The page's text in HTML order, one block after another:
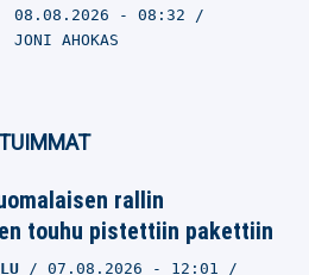
08.08.2026 - 08:32
JONI AHOKAS
rallin
touhu pistettiin pakettiin
07.08.2026 - 12:01